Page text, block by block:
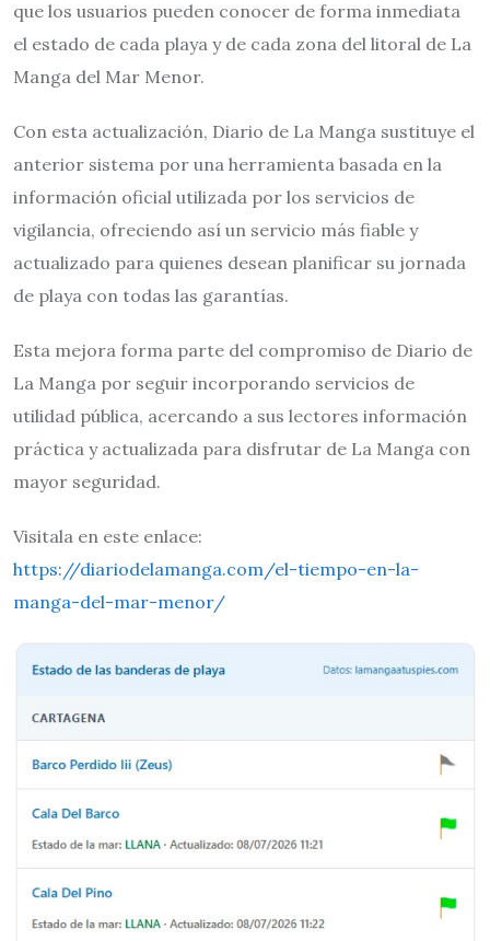
que los usuarios pueden conocer de forma inmediata
el estado de cada playa y de cada zona del litoral de La
Manga del Mar Menor.
Con esta actualización, Diario de La Manga sustituye el
anterior sistema por una herramienta basada en la
información oficial utilizada por los servicios de
vigilancia, ofreciendo así un servicio más fiable y
actualizado para quienes desean planificar su jornada
de playa con todas las garantías.
Esta mejora forma parte del compromiso de Diario de
La Manga por seguir incorporando servicios de
utilidad pública, acercando a sus lectores información
práctica y actualizada para disfrutar de La Manga con
mayor seguridad.
Visitala en este enlace:
https://diariodelamanga.com/el-tiempo-en-la-
manga-del-mar-menor/